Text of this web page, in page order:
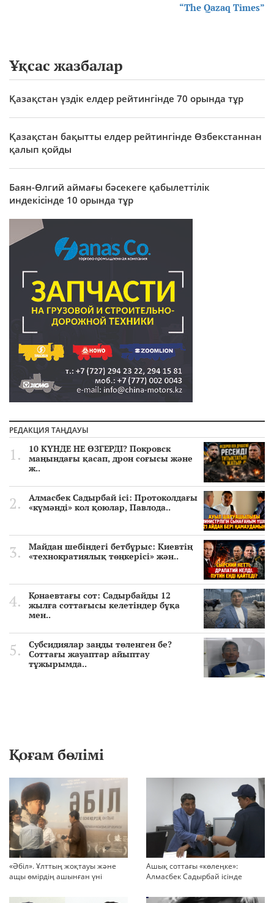
“The Qazaq Times”
Ұқсас жазбалар
Қазақстан үздік елдер рейтингінде 70 орында тұр
Қазақстан бақытты елдер рейтингінде Өзбекстаннан
қалып қойды
Баян-Өлгий аймағы бәсекеге қабылеттілік
индекісінде 10 орында тұр
РЕДАКЦИЯ ТАҢДАУЫ
10 КҮНДЕ НЕ ӨЗГЕРДІ? Покровск
маңындағы қасап, дрон соғысы және
ж..
Алмасбек Садырбай ісі: Протоколдағы
«күмәнді» кол қоюлар, Павлода..
Майдан шебіндегі бетбұрыс: Киевтің
«технократиялық төңкерісі» жән..
Қонаевтағы сот: Садырбайды 12
жылға соттағысы келетіндер бұқа
мен..
Субсидиялар заңды төленген бе?
Соттағы жауаптар айыптау
тұжырымда..
Қоғам бөлімі
«Әбіл». Ұлттың жоқтауы және
ащы өмірдің ашынған үні
Ашық соттағы «көлеңке»:
Алмасбек Садырбай ісінде
көбейіп барады